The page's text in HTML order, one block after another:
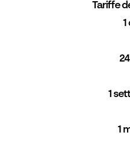
Tariffe
1
1
1